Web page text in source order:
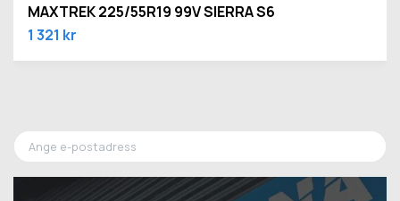
MAXTREK 225/55R19 99V SIERRA S6
1 321 kr